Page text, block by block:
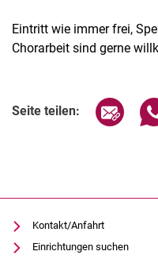
Eintritt wie immer frei,
Chorarbeit sind gerne
Seite teilen:
Kontakt/Anfahrt
Einrichtungen suchen